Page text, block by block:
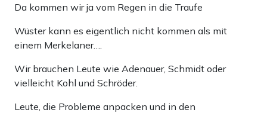
Da kommen wir ja vom Regen in die Traufe
Wüster kann es eigentlich nicht kommen als mit
einem Merkelaner….
Wir brauchen Leute wie Adenauer, Schmidt oder
vielleicht Kohl und Schröder.
Leute, die Probleme anpacken und in den